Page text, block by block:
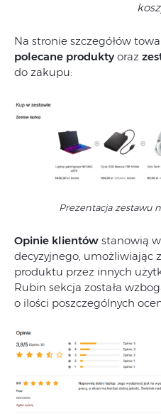
Na stronie szczegółów
polecane produkty oraz
do zakupu:
Prezentacja zestawu
Opinie klientów stanowią
decyzyjnego, umożliwiając
produktu przez innych
Rubin sekcja została
o ilości poszczególnych